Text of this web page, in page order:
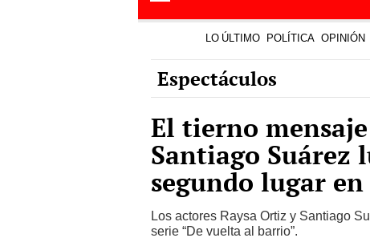
LO ÚLTIMO POLÍTICA OPINIÓN
Espectáculos
El tierno
Santiago Suárez
segundo lugar en
Los actores Raysa Ortiz y Santiago
serie “De vuelta al barrio”.